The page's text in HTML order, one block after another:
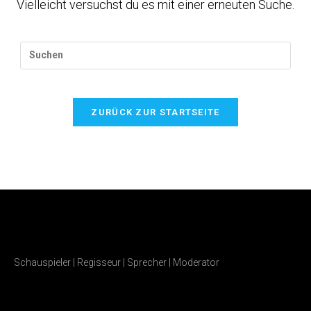
Vielleicht versuchst du es mit einer erneuten Suche.
ZURÜCK ZUR STARTSEITE
Schauspieler | Regisseur | Sprecher | Moderator